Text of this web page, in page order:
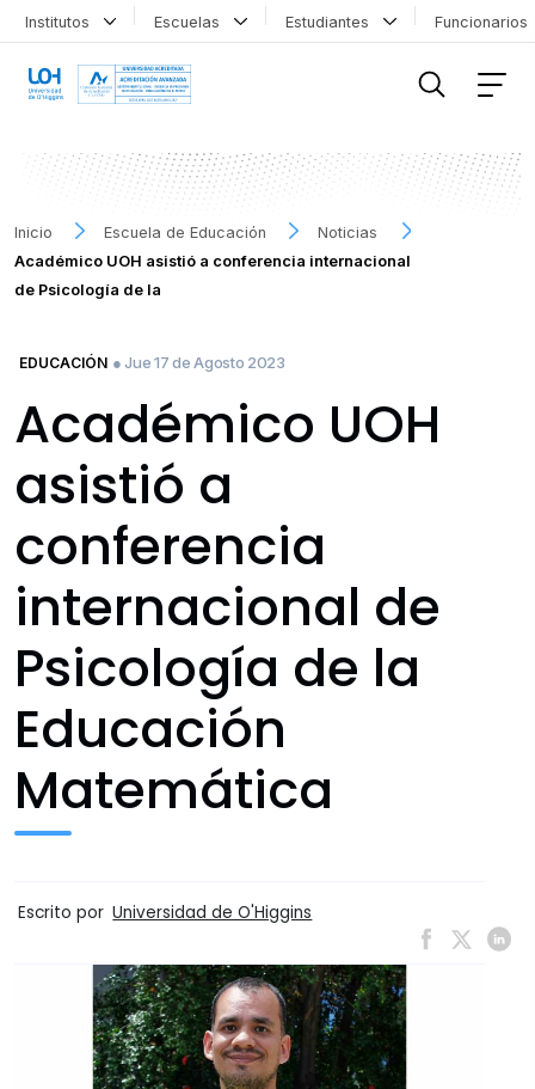
Institutos Escuelas Estudiantes
Inicio Escuela de Educación
Noticias
Académico UOH asistió a conferencia internacional
de Psicología de la
EDUCACIÓN ● Jue 17 de Agosto 2023
Académico UOH
asistió a
conferencia
internacional de
Psicología de la
Educación
Matemática
Escrito por Universidad de O'Higgins